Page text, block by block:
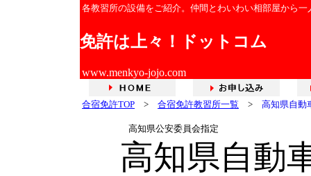
各教習所の設備をご紹介。仲間とわいわい相部屋から
免許は上々！ドットコム
www.menkyo-jojo.com
合宿免許TOP > 合宿免許教習所一覧 > 高知県自動
高知県公安委員会指定
高知県自動